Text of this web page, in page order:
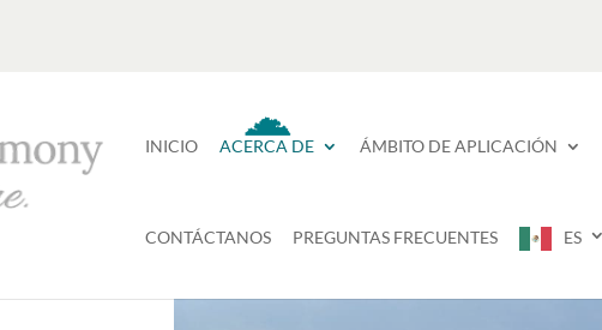
INICIO ACERCA DE ÁMBITO DE APLICACIÓN
CONTÁCTANOS PREGUNTAS FRECUENTES ES